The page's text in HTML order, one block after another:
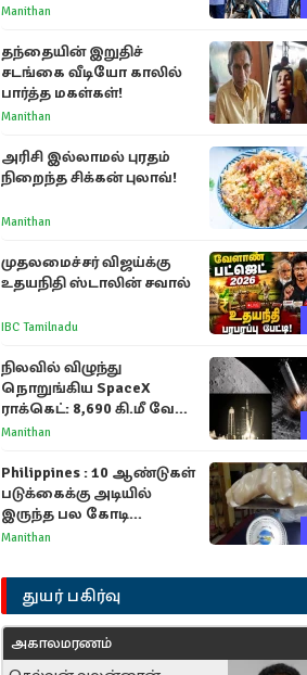
வெளியான முக்கிய
Manithan
தந்தையின் இறுதிச்
சடங்கை வீடியோ காலில்
பார்த்த மகள்கள்!
Manithan
அரிசி இல்லாமல் புரதம்
நிறைந்த சிக்கன் புலாவ்!
Manithan
முதலமைச்சர் விஜய்க்கு
உதயநிதி ஸ்டாலின் சவால்
IBC Tamilnadu
நிலவில் விழுந்து
நொறுங்கிய SpaceX
ராக்கெட்: 8,690 கி.மீ வேக
மோதலால் உருவான புதிய
Manithan
Philippines : 10 ஆண்டுகள்
படுக்கைக்கு அடியில்
இருந்த பல கோடி
மதிப்புள்ள அரிய முத்து!
Manithan
துயர் பகிர்வு
அகாலமரணம்